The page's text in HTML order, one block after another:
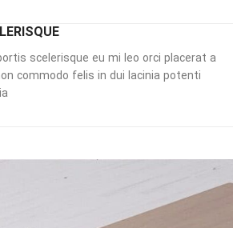
scelerisque eu mi leo orci placerat a
commodo felis in dui lacinia potenti